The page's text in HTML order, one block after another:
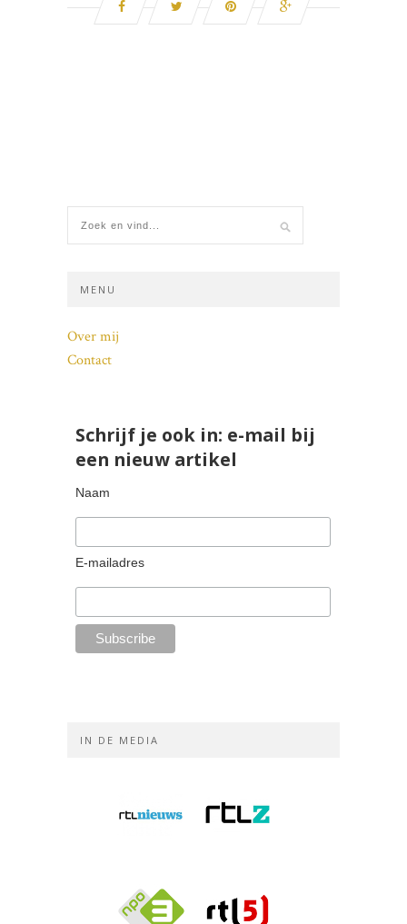
MENU
Over mij
Contact
Schrijf je ook in: e-mail bij
een nieuw artikel
Naam
E-mailadres
IN DE MEDIA